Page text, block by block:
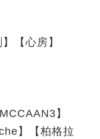
【心房】
】
】【柏格拉